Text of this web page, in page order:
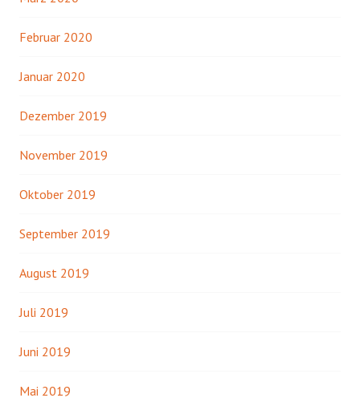
Februar 2020
Januar 2020
Dezember 2019
November 2019
Oktober 2019
September 2019
August 2019
Juli 2019
Juni 2019
Mai 2019